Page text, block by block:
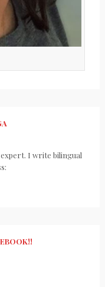
expert. I write bilingual